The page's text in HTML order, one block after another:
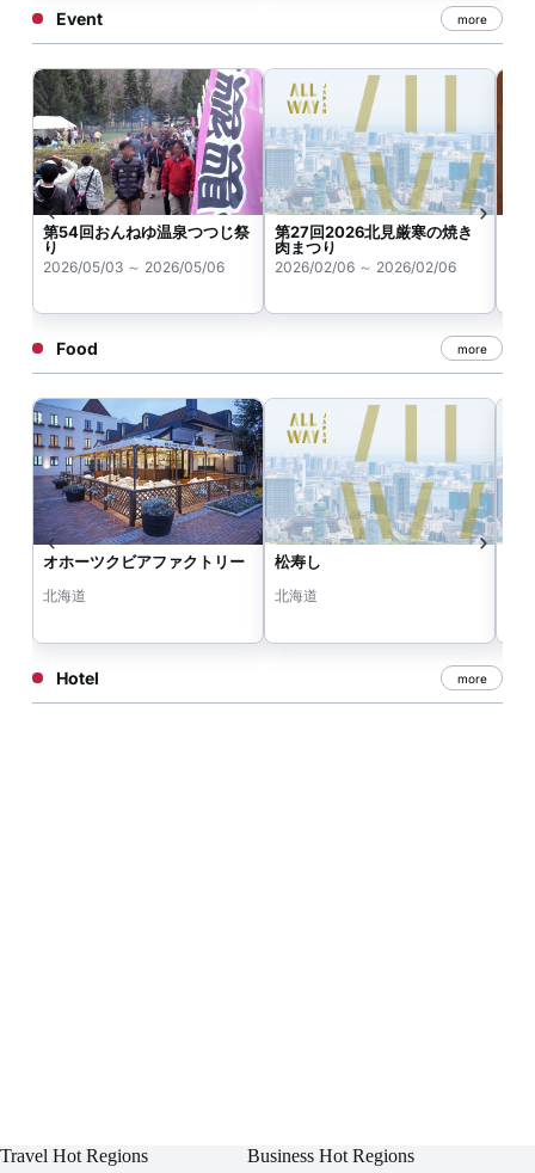
Event more
第54回おんねゆ温泉つつじ祭
り
2026/05/03 ～ 2026/05/06
第27回2026北見厳寒の焼き
肉まつり
2026/02/06 ～ 2026/02/06
Food more
オホーツクビアファクトリー
北海道
松寿し
北海道
Hotel more
Travel Hot Regions Business Hot Regions